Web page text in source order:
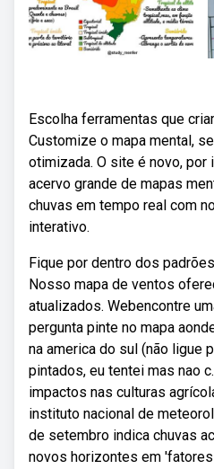
Escolha ferramentas que
Customize o mapa mental,
otimizada. O site é novo, por
acervo grande de mapas
chuvas em tempo real com
interativo.
Fique por dentro dos
Nosso mapa de ventos
atualizados. Webencontre
pergunta pinte no mapa
na america do sul (não ligue
pintados, eu tentei mas nao
impactos nas culturas
instituto nacional de
de setembro indica chuvas
novos horizontes em